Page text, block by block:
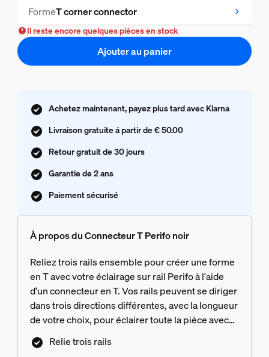
FormeT corner connector
Il reste encore quelques pièces en stock
Ajouter au panier
Achetez maintenant, payez plus tard avec Klarna
Livraison gratuite á partir de € 50.00
Retour gratuit de 30 jours
Garantie de 2 ans
Paiement sécurisé
À propos du Connecteur T Perifo noir
Reliez trois rails ensemble pour créer une forme
en T avec votre éclairage sur rail Perifo à l'aide
d'un connecteur en T. Vos rails peuvent se diriger
dans trois directions différentes, avec la longueur
de votre choix, pour éclairer toute la pièce avec
un éclairage sur rail intelligent. Uniquement pour
l'éclairage sur rail Perifo.
Relie trois rails